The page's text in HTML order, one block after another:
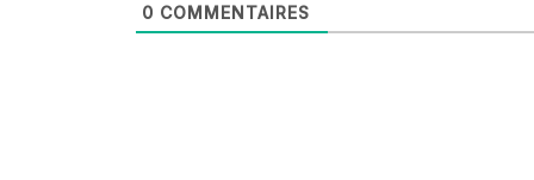
0 COMMENTAIRES